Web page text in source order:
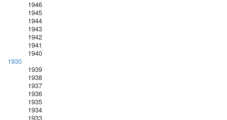
1946
1945
1944
1943
1942
1941
1940
1930
1939
1938
1937
1936
1935
1934
1933